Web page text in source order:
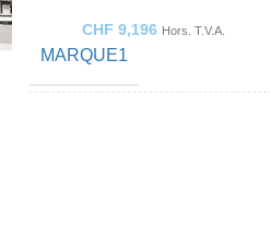
CHF 9,196 Hors. T.V.A.
MARQUE1